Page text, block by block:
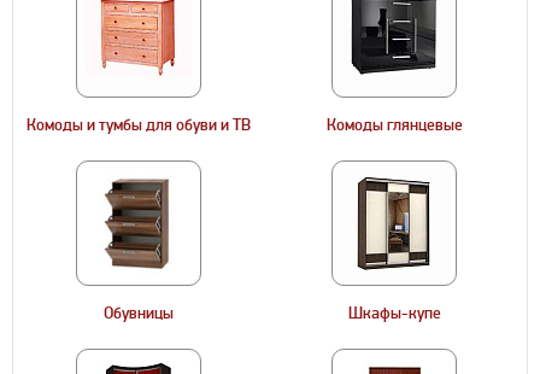
Комоды и тумбы для обуви и ТВ Комоды глянцевые
Обувницы Шкафы-купе